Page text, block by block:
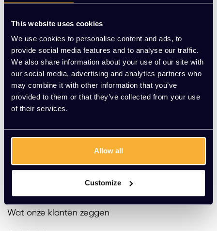
This website uses cookies
We use cookies to personalise content and ads, to
provide social media features and to analyse our traffic.
We also share information about your use of our site with
our social media, advertising and analytics partners who
may combine it with other information that you’ve
provided to them or that they’ve collected from your use
of their services.
Allow all
Customize
Op voorraad
Aantal
Toevoegen aan winkelwagen
Vraag jouw persoonlijke aanbieding aan
Meer dan 20 jaar ervaring
Wat onze klanten zeggen